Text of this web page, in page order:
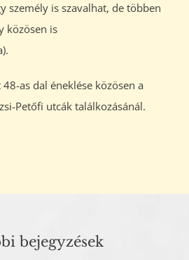
személy is szavalhat, de többen
közösen is
as dal éneklése közösen a
Petőfi utcák találkozásánál.
bejegyzések